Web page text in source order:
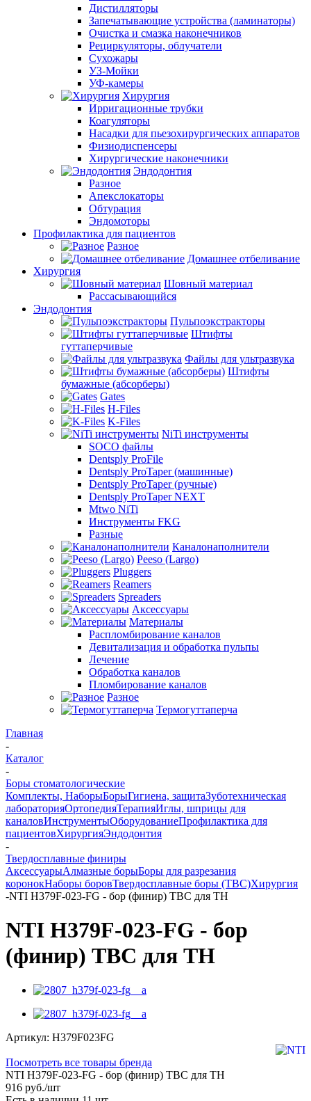
Дистилляторы
Запечатывающие устройства (ламинаторы)
Очистка и смазка наконечников
Рециркуляторы, облучатели
Сухожары
УЗ-Мойки
УФ-камеры
Хирургия
Ирригационные трубки
Коагуляторы
Насадки для пьезохирургических аппаратов
Физиодиспенсеры
Хирургические наконечники
Эндодонтия
Разное
Апекслокаторы
Обтурация
Эндомоторы
Профилактика для пациентов
Разное
Домашнее отбеливание
Хирургия
Шовный материал
Рассасывающийся
Эндодонтия
Пульпоэкстракторы
Штифты
гуттаперчивые
Файлы для ультразвука
Штифты
бумажные (абсорберы)
Gates
H-Files
K-Files
NiTi инструменты
SOCO файлы
Dentsply ProFile
Dentsply ProTaper (машинные)
Dentsply ProTaper (ручные)
Dentsply ProTaper NEXT
Mtwo NiTi
Инструменты FKG
Разные
Каналонаполнители
Peeso (Largo)
Pluggers
Reamers
Spreaders
Аксессуары
Материалы
Распломбирование каналов
Девитализация и обработка пульпы
Лечение
Обработка каналов
Пломбирование каналов
Разное
Термогуттаперча
Главная
-
Каталог
-
Боры стоматологические
Комплекты, НаборыБорыГигиена, защитаЗуботехническая
лабораторияОртопедияТерапияИглы, шприцы для
каналовИнструментыОборудованиеПрофилактика для
пациентовХирургияЭндодонтия
-
Твердосплавные финиры
АксессуарыАлмазные борыБоры для разрезания
коронокНаборы боровТвердосплавные боры (ТВС)Хирургия
-NTI H379F-023-FG - бор (финир) ТВС для ТН
NTI H379F-023-FG - бор
(финир) ТВС для ТН
Артикул: H379F023FG
Посмотреть все товары бренда
NTI H379F-023-FG - бор (финир) ТВС для ТН
916 руб./шт